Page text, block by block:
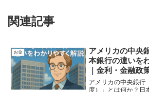
関連記事
お金
アメリカの中央
本銀行の違いを
｜金利・金融政
アメリカの中央銀行
度）」とは何か？日